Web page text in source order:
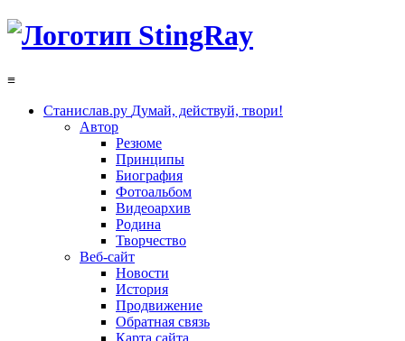
≡
Станислав.ру Думай, действуй, твори!
Автор
Резюме
Принципы
Биография
Фотоальбом
Видеоархив
Родина
Творчество
Веб-сайт
Новости
История
Продвижение
Обратная связь
Карта сайта